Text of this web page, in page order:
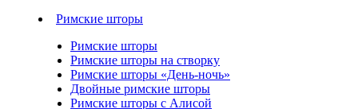
Римские шторы
Римские шторы
Римские шторы на створку
Римские шторы «День-ночь»
Двойные римские шторы
Римские шторы с Алисой